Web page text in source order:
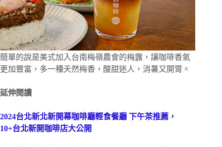
簡單的說是美式加入台南梅嶺農會的梅露，讓咖啡香氣
更加豐富，多一種天然梅香，酸甜迷人，消暑又開胃。
延伸閱讀
2024台北新北新開幕咖啡廳輕食餐廳 下午茶推薦，
10+台北新開咖啡店大公開